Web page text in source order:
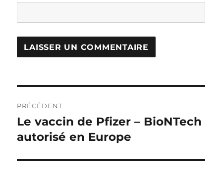
de
l’article
PRÉCÉDENT
Publication
précédente :
Le vaccin de Pfizer – BioNTech
autorisé en Europe